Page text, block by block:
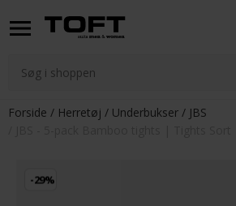
Forside Herretøj Underbukser
JBS
-29%